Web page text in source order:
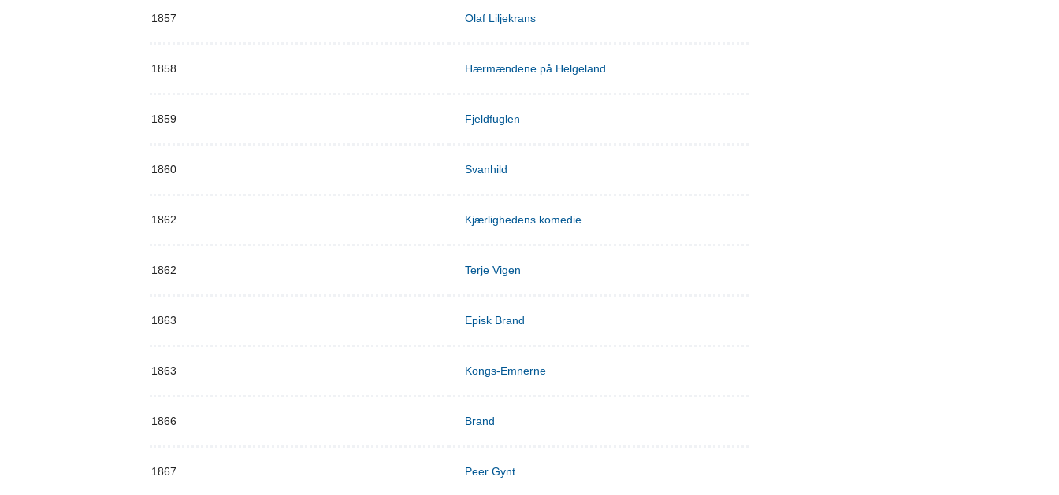
1857 Olaf Liljekrans
1858 Hærmændene på Helgeland
1859 Fjeldfuglen
1860 Svanhild
1862 Kjærlighedens komedie
1862 Terje Vigen
1863 Episk Brand
1863 Kongs-Emnerne
1866 Brand
1867 Peer Gynt